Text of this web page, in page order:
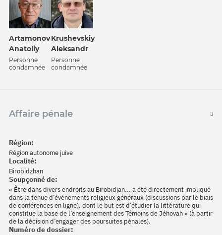
Artamonov
Anatoliy
Personne
condamnée
Krushevskiy
Aleksandr
Personne
condamnée
Affaire pénale
Région:
Région autonome juive
Localité:
Birobidzhan
Soupçonné de:
« Être dans divers endroits au Birobidjan... a été directement impliqué
dans la tenue d’événements religieux généraux (discussions par le biais
de conférences en ligne), dont le but est d’étudier la littérature qui
constitue la base de l’enseignement des Témoins de Jéhovah » (à partir
de la décision d’engager des poursuites pénales).
Numéro de dossier: